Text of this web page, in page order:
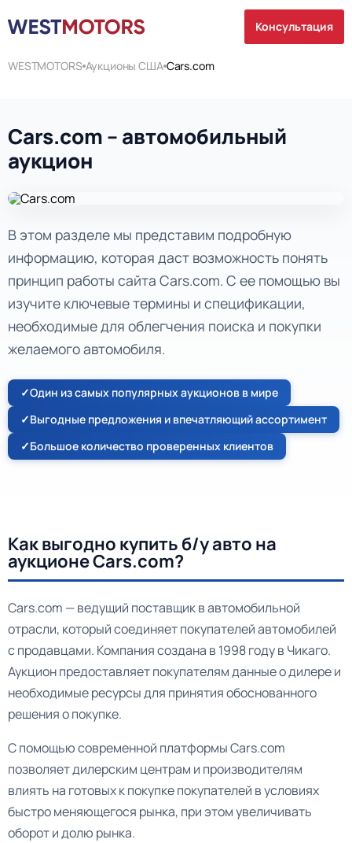
Консультация
WESTMOTORS Аукционы США Cars.com
Cars.com – автомобильный
аукцион
В этом разделе мы представим подробную
информацию, которая даст возможность понять
принцип работы сайта Cars.com. С ее помощью вы
изучите ключевые термины и спецификации,
необходимые для облегчения поиска и покупки
желаемого автомобиля.
Один из самых популярных аукционов в мире
Выгодные предложения и впечатляющий ассортимент
Большое количество проверенных клиентов
Как выгодно купить б/у авто на
аукционе Cars.com?
Cars.com — ведущий поставщик в автомобильной
отрасли, который соединяет покупателей автомобилей
с продавцами. Компания создана в 1998 году в Чикаго.
Аукцион предоставляет покупателям данные о дилере и
необходимые ресурсы для принятия обоснованного
решения о покупке.
С помощью современной платформы Cars.com
позволяет дилерским центрам и производителям
влиять на готовых к покупке покупателей в условиях
быстро меняющегося рынка, при этом увеличивать
оборот и долю рынка.